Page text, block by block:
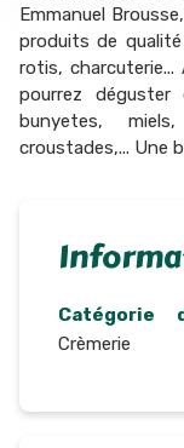
Emmanuel
produits de
rotis, charcuterie...
pourrez
bunyetes,
croustades,... Une
Catégorie
Crèmerie